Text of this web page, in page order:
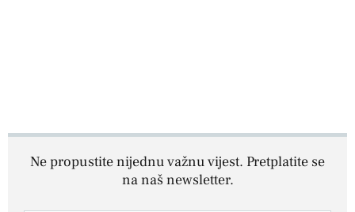
Ne propustite nijednu važnu vijest. Pretplatite se
na naš newsletter.